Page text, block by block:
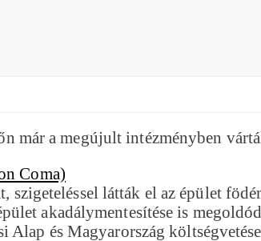
a megújult intézményben
látták el az épület
akadálymentesítése is
és Magyarország